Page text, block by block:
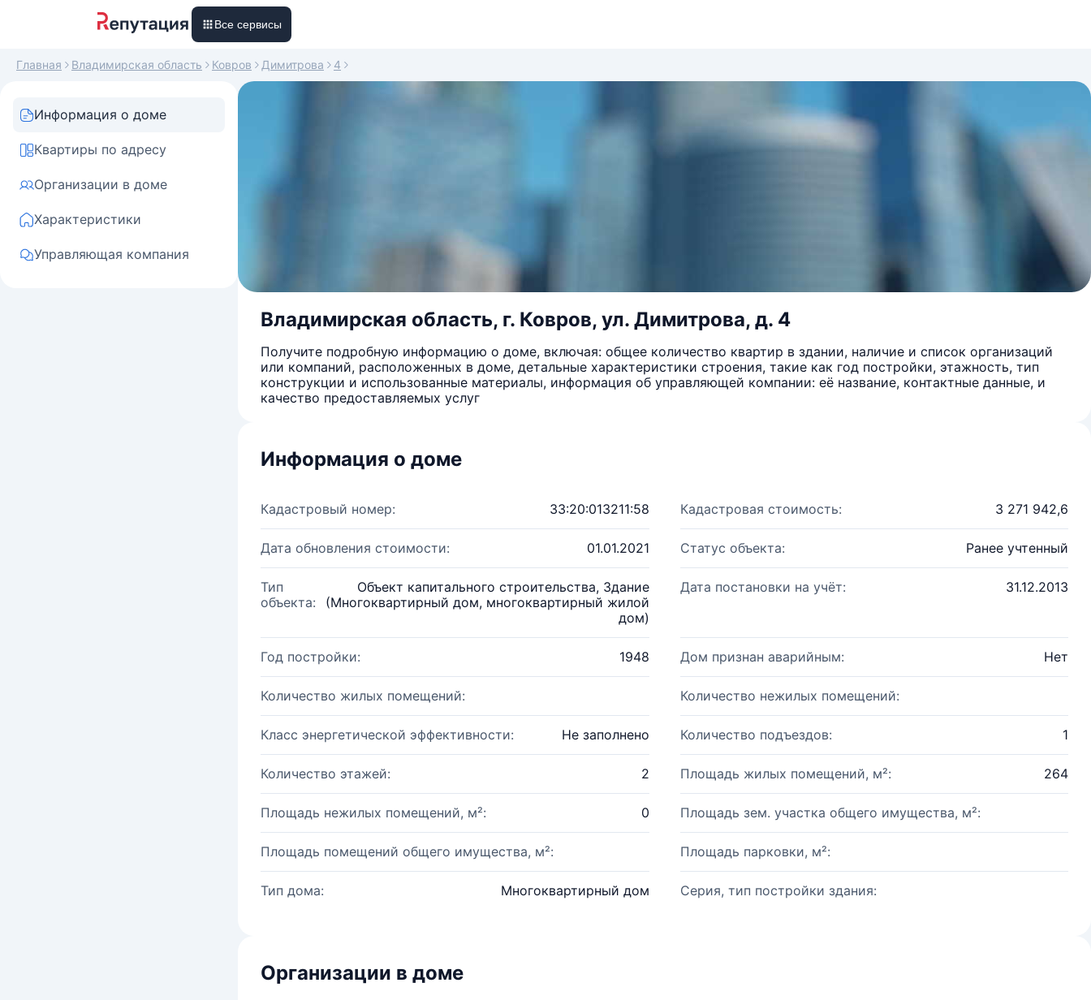
Все сервисы
Главная Владимирская область Ковров Димитрова 4
Информация о доме
Квартиры по адресу
Организации в доме
Характеристики
Управляющая компания
Владимирская область, г. Ковров, ул. Димитрова, д. 4
Получите подробную информацию о доме, включая: общее количество квартир в здании, наличие и список организаций
или компаний, расположенных в доме, детальные характеристики строения, такие как год постройки, этажность, тип
конструкции и использованные материалы, информация об управляющей компании: её название, контактные данные, и
качество предоставляемых услуг
Информация о доме
Кадастровый номер: 33:20:013211:58 Кадастровая стоимость: 3 271 942,6
Дата обновления стоимости: 01.01.2021 Статус объекта: Ранее учтенный
Тип
объекта:
Объект капитального строительства, Здание
(Многоквартирный дом, многоквартирный жилой
дом)
Дата постановки на учёт: 31.12.2013
Год постройки: 1948 Дом признан аварийным: Нет
Количество жилых помещений: Количество нежилых помещений:
Класс энергетической эффективности: Не заполнено Количество подъездов: 1
Количество этажей: 2 Площадь жилых помещений, м²: 264
Площадь нежилых помещений, м²: 0 Площадь зем. участка общего имущества, м²:
Площадь помещений общего имущества, м²: Площадь парковки, м²:
Тип дома: Многоквартирный дом Серия, тип постройки здания:
Организации в доме